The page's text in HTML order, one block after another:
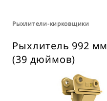
Рыхлители-кирковщики
Рыхлитель 992 мм
(39 дюймов)